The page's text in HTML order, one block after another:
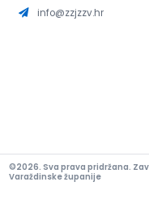
info@zzjzzv.hr
©2026. Sva prava pridržana.
Varaždinske županije